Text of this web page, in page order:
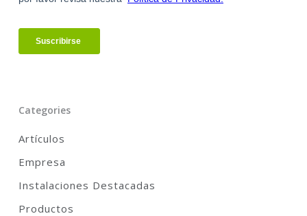
Categories
Artículos
Empresa
Instalaciones Destacadas
Productos